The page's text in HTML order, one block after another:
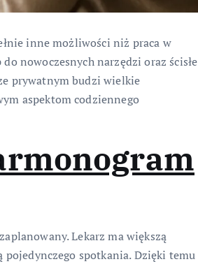
inne możliwości niż praca w
nowoczesnych narzędzi oraz ścisłe
prywatnym budzi wielkie
aspektom codziennego
Lekarz ma większą
spotkania. Dzięki temu